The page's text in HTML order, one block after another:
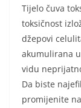
Tijelo čuva
toksičnost
džepovi
akumulirana
vidu
Da biste
promijenite